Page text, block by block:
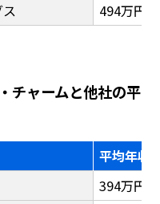
494万円
チャームと他社の平
平均年収
394万円